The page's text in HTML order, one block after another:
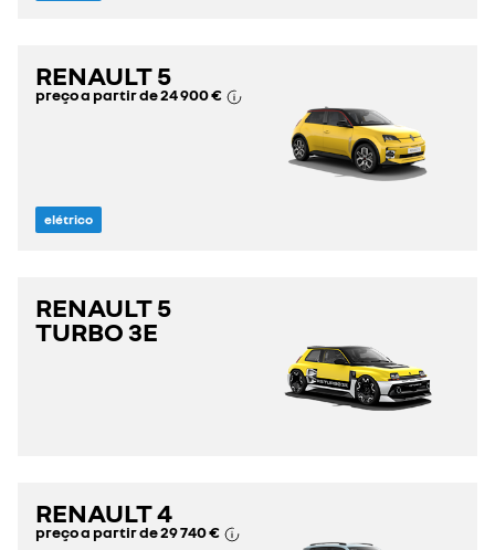
RENAULT 5
preço a partir de24 900 €
elétrico
RENAULT 5
TURBO 3E
RENAULT 4
preço a partir de29 740 €